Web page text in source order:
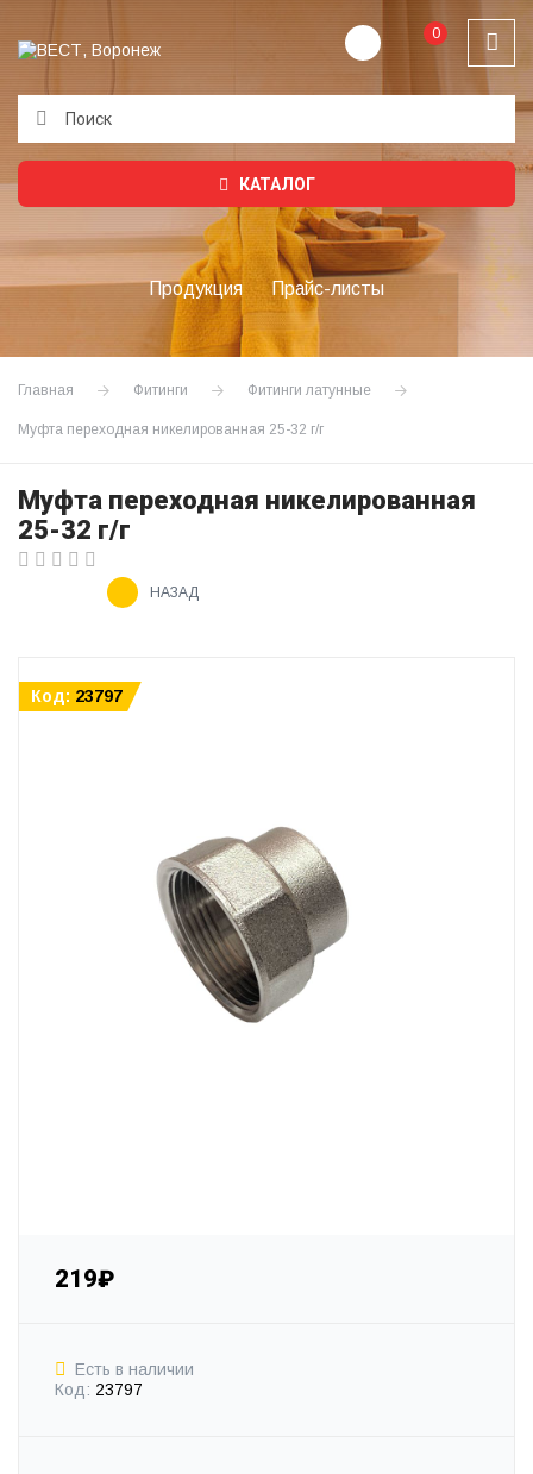
0
КАТАЛОГ
Продукция Прайс-листы
Главная Фитинги Фитинги латунные
Муфта переходная никелированная 25-32 г/г
Муфта переходная никелированная
25-32 г/г
НАЗАД
Код: 23797
219₽
Есть в наличии
Код: 23797